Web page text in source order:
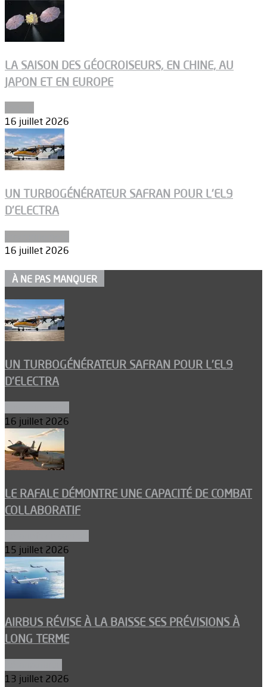
LA SAISON DES GÉOCROISEURS, EN CHINE, AU
JAPON ET EN EUROPE
16 juillet 2026
UN TURBOGÉNÉRATEUR SAFRAN POUR L’EL9
D’ELECTRA
16 juillet 2026
À NE PAS MANQUER
UN TURBOGÉNÉRATEUR SAFRAN POUR L’EL9
D’ELECTRA
16 juillet 2026
LE RAFALE DÉMONTRE UNE CAPACITÉ DE COMBAT
COLLABORATIF
15 juillet 2026
AIRBUS RÉVISE À LA BAISSE SES PRÉVISIONS À
LONG TERME
13 juillet 2026